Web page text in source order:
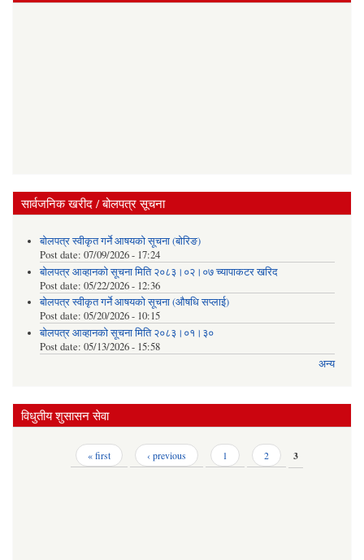
सार्वजनिक खरीद / बोलपत्र सूचना
बोलपत्र स्वीकृत गर्ने आषयको सूचना (बोरिङ)
Post date: 07/09/2026 - 17:24
बोलपत्र आव्हानको सूचना मिति २०८३।०२।०७ च्यापाकटर खरिद
Post date: 05/22/2026 - 12:36
बोलपत्र स्वीकृत गर्ने आषयको सूचना (औषधि सप्लाई)
Post date: 05/20/2026 - 10:15
बोलपत्र आव्हानको सूचना मिति २०८३।०१।३०
Post date: 05/13/2026 - 15:58
अन्य
विधुतीय शुसासन सेवा
« first ‹ previous 1 2 3